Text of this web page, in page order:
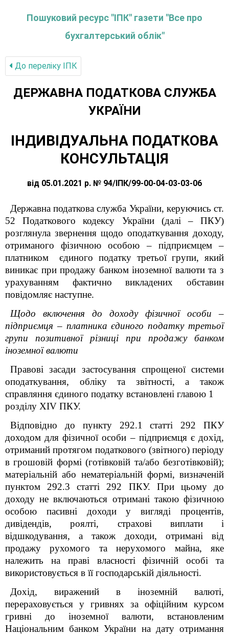
Пошуковий ресурс "ІПК" газети "Все про
бухгалтерський облік"
До переліку IПК
ДЕРЖАВНА ПОДАТКОВА СЛУЖБА
УКРАЇНИ
ІНДИВІДУАЛЬНА ПОДАТКОВА
КОНСУЛЬТАЦІЯ
від 05.01.2021 р. № 94/ІПК/99-00-04-03-03-06
Державна податкова служба України, керуючись ст.
52 Податкового кодексу України (далі – ПКУ)
розглянула звернення щодо оподаткування доходу,
отриманого фізичною особою – підприємцем –
платником єдиного податку третьої групи, який
виникає при продажу банком іноземної валюти та з
урахуванням фактично викладених обставин
повідомляє наступне.
Щодо включення до доходу фізичної особи –
підприємця – платника єдиного податку третьої
групи позитивної різниці при продажу банком
іноземної валюти
Правові засади застосування спрощеної системи
оподаткування, обліку та звітності, а також
справляння єдиного податку встановлені главою 1
розділу XIV ПКУ.
Відповідно до пункту 292.1 статті 292 ПКУ
доходом для фізичної особи – підприємця є дохід,
отриманий протягом податкового (звітного) періоду
в грошовій формі (готівковій та/або безготівковій);
матеріальній або нематеріальній формі, визначеній
пунктом 292.3 статті 292 ПКУ. При цьому до
доходу не включаються отримані такою фізичною
особою пасивні доходи у вигляді процентів,
дивідендів, роялті, страхові виплати і
відшкодування, а також доходи, отримані від
продажу рухомого та нерухомого майна, яке
належить на праві власності фізичній особі та
використовується в її господарській діяльності.
Дохід, виражений в іноземній валюті,
перераховується у гривнях за офіційним курсом
гривні до іноземної валюти, встановленим
Національним банком України на дату отримання